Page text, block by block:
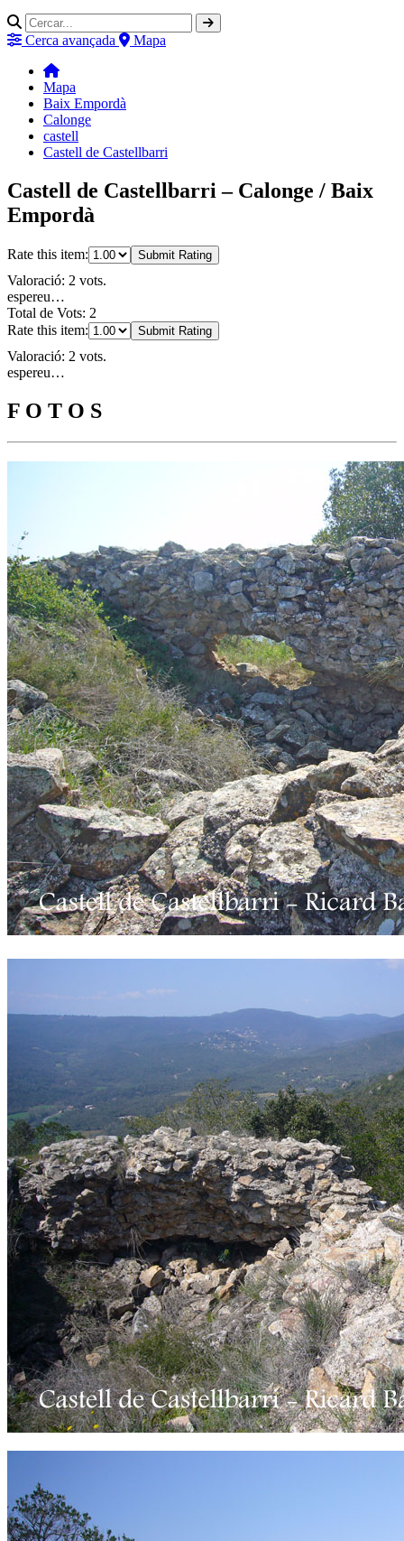
Cerca avançada Mapa
Mapa
Baix Empordà
Calonge
castell
Castell de Castellbarri
Castell de Castellbarri – Calonge / Baix
Empordà
Rate this item: Submit Rating
Valoració: 2 vots.
espereu…
Total de Vots: 2
Rate this item:
Submit Rating
Valoració: 2 vots.
espereu…
F O T O S